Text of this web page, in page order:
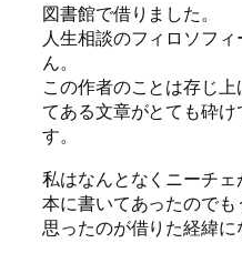
図書館で借りました。
人生相談のフィロソフ
ん。
この作者のことは存じ
てある文章がとても砕
す。
私はなんとなくニーチ
本に書いてあったので
思ったのが借りた経緯に